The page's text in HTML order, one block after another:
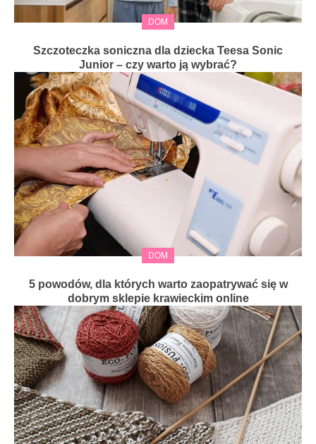
DOM
Szczoteczka soniczna dla dziecka Teesa Sonic
Junior – czy warto ją wybrać?
DOM
5 powodów, dla których warto zaopatrywać się w
dobrym sklepie krawieckim online